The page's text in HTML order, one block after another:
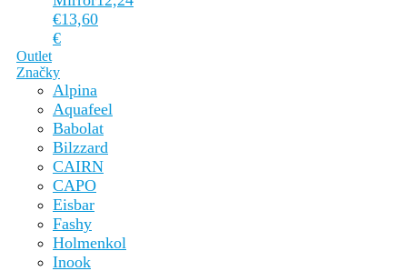
€13,60
€
Outlet
Značky
Alpina
Aquafeel
Babolat
Bilzzard
CAIRN
CAPO
Eisbar
Fashy
Holmenkol
Inook